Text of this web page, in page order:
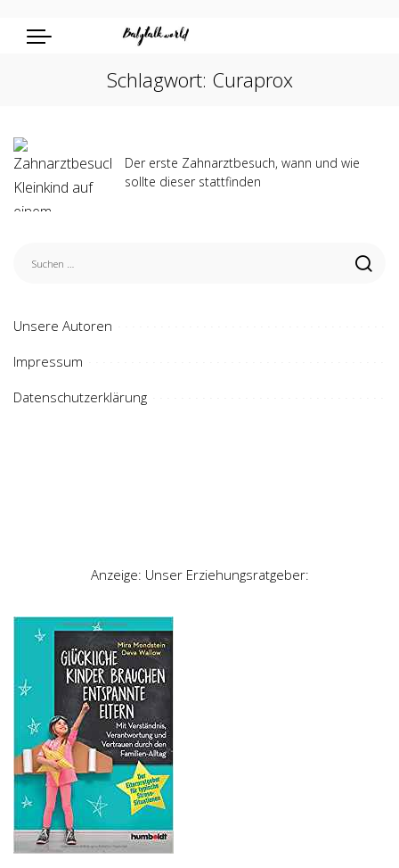
Schlagwort: Curaprox
Der erste Zahnarztbesuch, wann und wie
sollte dieser stattfinden
Unsere Autoren
Impressum
Datenschutzerklärung
Anzeige: Unser Erziehungsratgeber: